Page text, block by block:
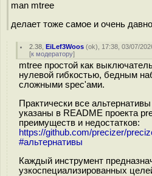
man mtree
делает тоже самое и очень давно
2.38 ,EiLef3Woos (ok), 17:38, 03/07/
[к модератору]
mtree простой как
нулевой гибкостью, бедным
сложными spec'ами.
Практически все
указаны в README проекта
преимуществ и недостатков:
https://github.com/precizer/
#альтернативы
Каждый инструмент
узкоспециализированных